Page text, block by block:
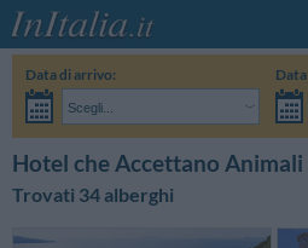
Data di arrivo:
Scegli...
Hotel che Accettano
Trovati 34 alberghi